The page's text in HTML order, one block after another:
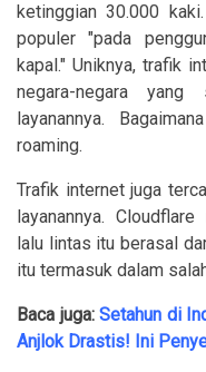
ketinggian 30.000
populer "pada
kapal." Uniknya, trafik
negara-negara
layanannya.
roaming.
Trafik internet juga
layanannya.
lalu lintas itu berasal
itu termasuk dalam
Baca juga:Setahun di
Anjlok Drastis! Ini